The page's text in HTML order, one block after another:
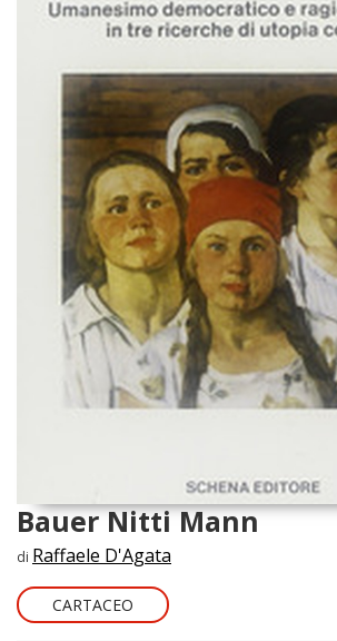
Bauer Nitti Mann
di Raffaele D'Agata
CARTACEO